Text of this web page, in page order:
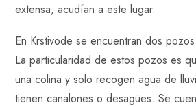
extensa, acudían a este lugar.
En Krstivode se encuentran dos
La particularidad de estos pozos es
una colina y solo recogen agua de
tienen canalones o desagües. Se